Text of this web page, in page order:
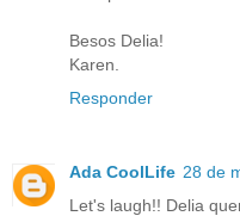
Besos Delia!
Karen.
Responder
Ada CoolLife 28 de
Let's laugh!! Delia